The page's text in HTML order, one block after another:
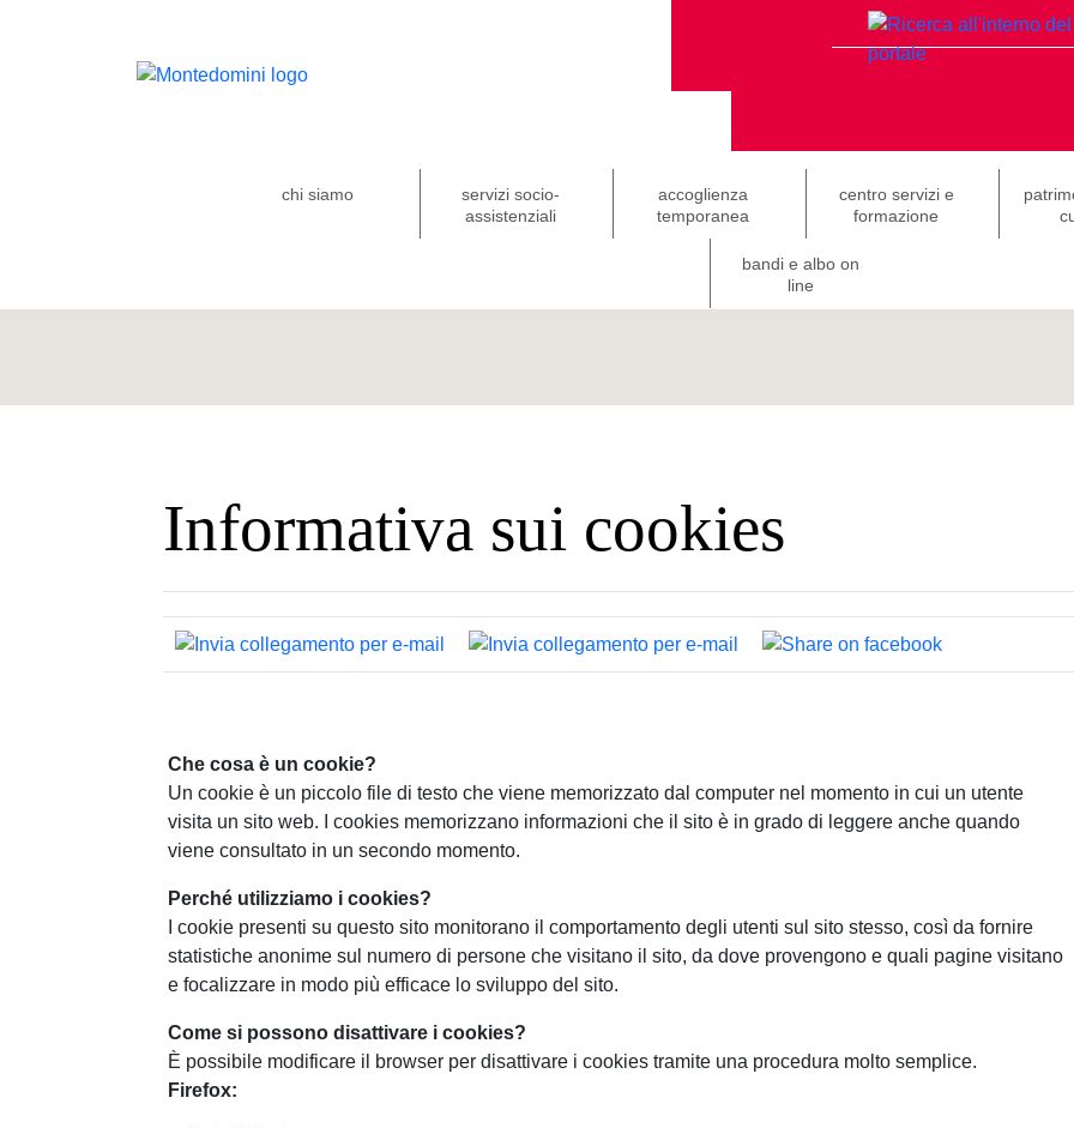
chi siamo
servizi socio-
assistenziali
accoglienza
temporanea
centro servizi e
formazione
bandi e albo on
line
Informativa sui cookies
Che cosa è un cookie?
Un cookie è un piccolo file di testo che viene memorizzato dal computer nel momento in cui un utente
visita un sito web. I cookies memorizzano informazioni che il sito è in grado di leggere anche quando
viene consultato in un secondo momento.
Perché utilizziamo i cookies?
I cookie presenti su questo sito monitorano il comportamento degli utenti sul sito stesso, così da fornire
statistiche anonime sul numero di persone che visitano il sito, da dove provengono e quali pagine visitano
e focalizzare in modo più efficace lo sviluppo del sito.
Come si possono disattivare i cookies?
È possibile modificare il browser per disattivare i cookies tramite una procedura molto semplice.
Firefox: